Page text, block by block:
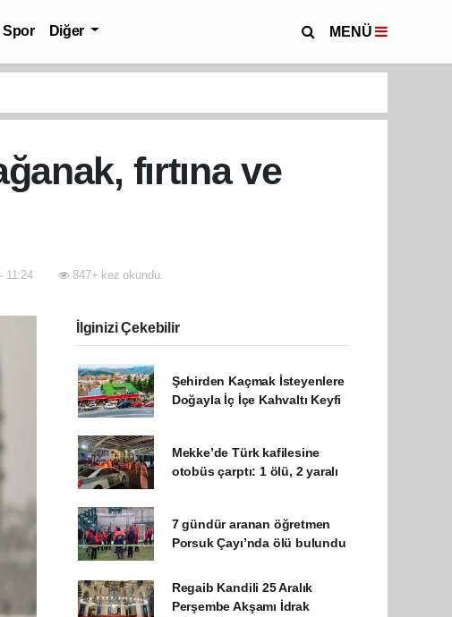
Spor Diğer MENÜ
fırtına ve
11:24 847+ kez okundu.
İlginizi Çekebilir
Şehirden Kaçmak İsteyenlere
Doğayla İç İçe Kahvaltı Keyfi
Mekke’de Türk kafilesine
otobüs çarptı: 1 ölü, 2 yaralı
7 gündür aranan öğretmen
Porsuk Çayı’nda ölü bulundu
Regaib Kandili 25 Aralık
Perşembe Akşamı İdrak